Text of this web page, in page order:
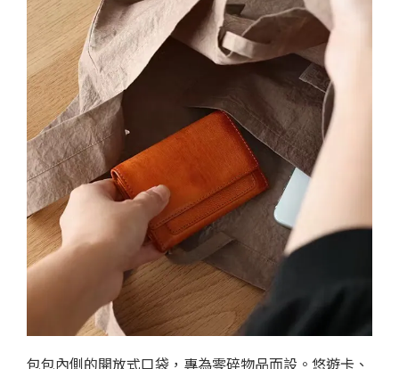
包包內側的開放式口袋，專為零碎物品而設。悠遊卡、